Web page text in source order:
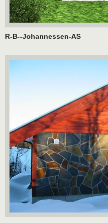
R-B--Johannessen-AS